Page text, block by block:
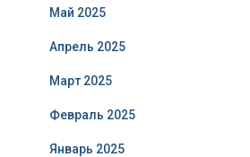
Май 2025
Апрель 2025
Март 2025
Февраль 2025
Январь 2025